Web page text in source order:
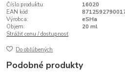
Číslo produktu:
16020
EAN kód:
Výrobca:
eSHa
Objem:
20 ml
Strážiť cenu / dostupnosť
Do obľúbených
Podobné produkty